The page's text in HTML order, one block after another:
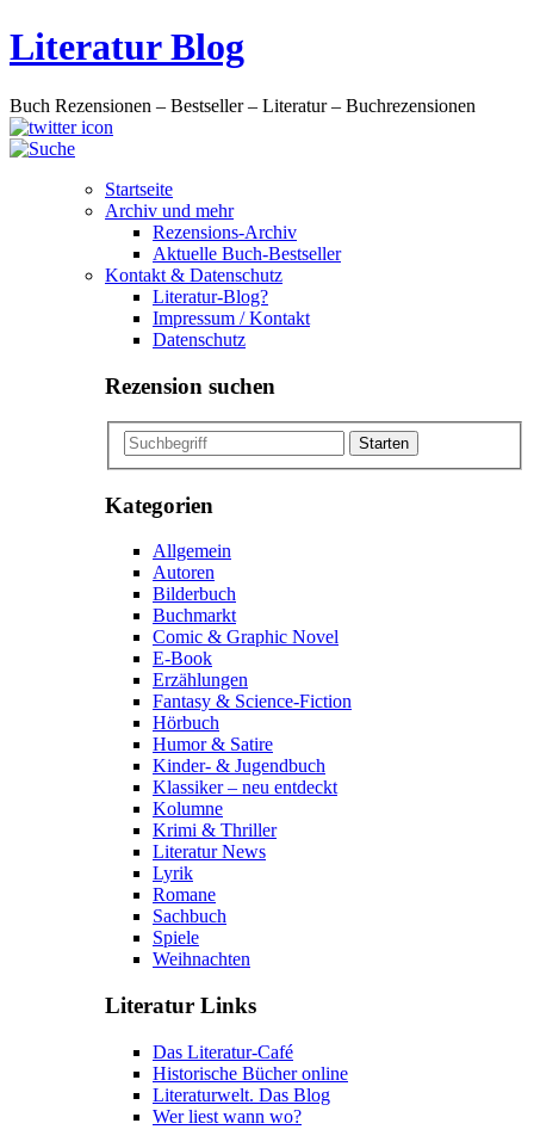
Literatur Blog
Buch Rezensionen – Bestseller – Literatur – Buchrezensionen
Startseite
Archiv und mehr
Rezensions-Archiv
Aktuelle Buch-Bestseller
Kontakt & Datenschutz
Literatur-Blog?
Impressum / Kontakt
Datenschutz
Rezension suchen
Kategorien
Allgemein
Autoren
Bilderbuch
Buchmarkt
Comic & Graphic Novel
E-Book
Erzählungen
Fantasy & Science-Fiction
Hörbuch
Humor & Satire
Kinder- & Jugendbuch
Klassiker – neu entdeckt
Kolumne
Krimi & Thriller
Literatur News
Lyrik
Romane
Sachbuch
Spiele
Weihnachten
Literatur Links
Das Literatur-Café
Historische Bücher online
Literaturwelt. Das Blog
Wer liest wann wo?